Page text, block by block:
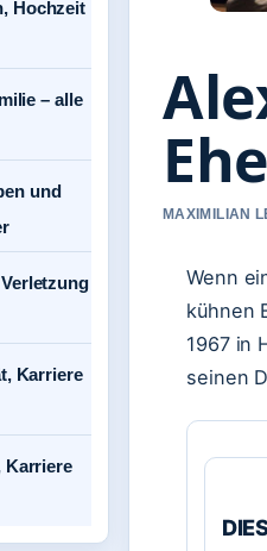
MAXIMILIAN
Wenn
kühnen
1967 in
seinen
Hochzeit
– alle
und
Karriere
Karriere